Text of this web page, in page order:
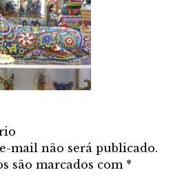
mail não será publicado.
são marcados com *